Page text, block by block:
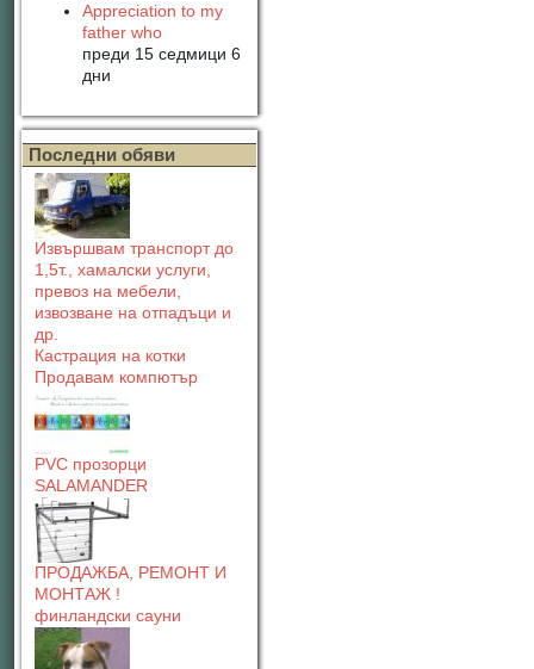
Appreciation to my
father who
преди 15 седмици 6
дни
Последни обяви
Извършвам транспорт до
1,5т., хамалски услуги,
превоз на мебели,
извозване на отпадъци и
др.
Кастрация на котки
Продавам компютър
PVC прозорци
SALAMANDER
ПРОДАЖБА, РЕМОНТ И
МОНТАЖ !
финландски сауни